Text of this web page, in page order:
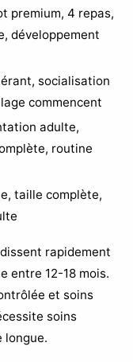
premium, 4 repas,
développement
socialisation
commencent
adulte,
routine
taille complète,
rapidement
entre 12-18 mois.
et soins
soins
longue.